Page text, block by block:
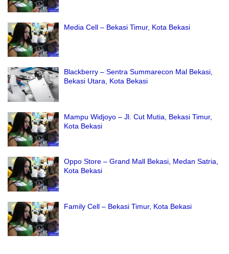
Media Cell – Bekasi Timur, Kota Bekasi
Blackberry – Sentra Summarecon Mal Bekasi,
Bekasi Utara, Kota Bekasi
Mampu Widjoyo – Jl. Cut Mutia, Bekasi Timur,
Kota Bekasi
Oppo Store – Grand Mall Bekasi, Medan Satria,
Kota Bekasi
Family Cell – Bekasi Timur, Kota Bekasi